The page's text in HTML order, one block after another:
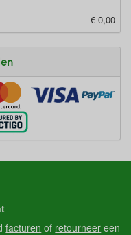
€ 0,00
facturen of retourneer een